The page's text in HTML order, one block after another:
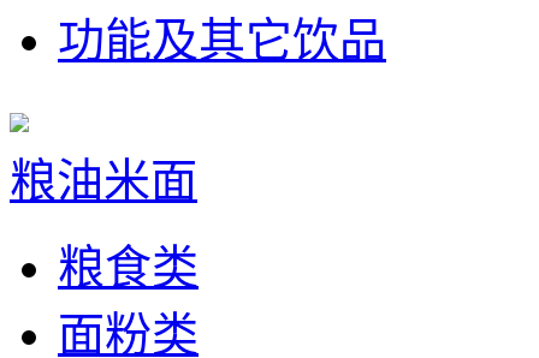
功能及其它饮品
粮油米面
粮食类
面粉类